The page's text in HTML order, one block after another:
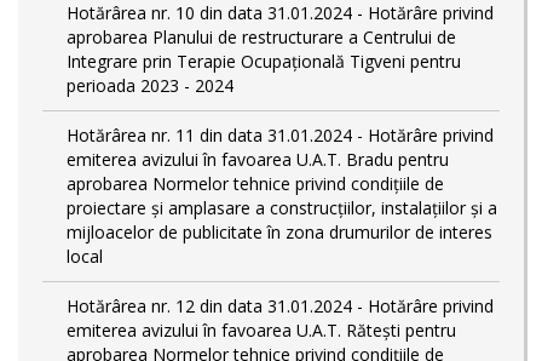
Hotărârea nr. 10 din data 31.01.2024 - Hotărâre privind
aprobarea Planului de restructurare a Centrului de
Integrare prin Terapie Ocupațională Tigveni pentru
perioada 2023 - 2024
Hotărârea nr. 11 din data 31.01.2024 - Hotărâre privind
emiterea avizului în favoarea U.A.T. Bradu pentru
aprobarea Normelor tehnice privind condiţiile de
proiectare şi amplasare a construcţiilor, instalaţiilor şi a
mijloacelor de publicitate în zona drumurilor de interes
local
Hotărârea nr. 12 din data 31.01.2024 - Hotărâre privind
emiterea avizului în favoarea U.A.T. Rătești pentru
aprobarea Normelor tehnice privind condiţiile de